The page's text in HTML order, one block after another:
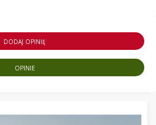
DODAJ OPINIĘ
OPINIE